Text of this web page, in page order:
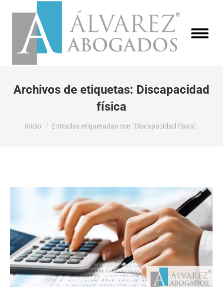
Archivos de etiquetas: Discapacidad
física
Estás aquí:
Inicio Entradas etiquetadas con "Discapacidad física".